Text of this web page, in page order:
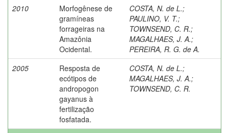
2010
Morfogênese de
gramíneas
forrageiras na
Amazônia
Ocidental.
COSTA, N. de L.;
PAULINO, V. T.;
TOWNSEND, C. R.;
MAGALHAES, J. A.;
PEREIRA, R. G. de A.
2005
Resposta de
ecótipos de
andropogon
gayanus à
fertilização
fosfatada.
COSTA, N. de L.;
MAGALHAES, J. A.;
TOWNSEND, C. R.